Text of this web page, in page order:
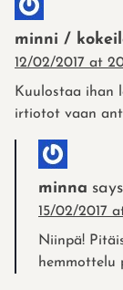
minni /
12/02/2017 at
Kuulostaa ihan
irtiotot vaan
minna
15/02/2017
Niinpä!
hemmottelu